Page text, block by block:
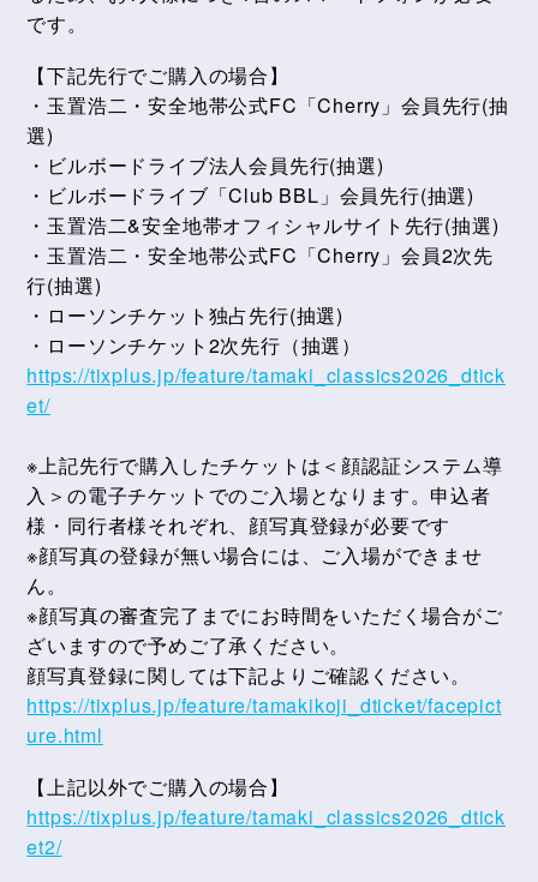
です。
【下記先行でご購入の場合】
・玉置浩二・安全地帯公式FC「Cherry」会員先行(抽
選)
・ビルボードライブ法人会員先行(抽選)
・ビルボードライブ「Club BBL」会員先行(抽選)
・玉置浩二&安全地帯オフィシャルサイト先行(抽選)
・玉置浩二・安全地帯公式FC「Cherry」会員2次先
行(抽選)
・ローソンチケット独占先行(抽選)
・ローソンチケット2次先行（抽選）
https://tixplus.jp/feature/tamaki_classics2026_dtick
et/
※上記先行で購入したチケットは＜顔認証システム導
入＞の電子チケットでのご入場となります。申込者
様・同行者様それぞれ、顔写真登録が必要です
※顔写真の登録が無い場合には、ご入場ができませ
ん。
※顔写真の審査完了までにお時間をいただく場合がご
ざいますので予めご了承ください。
顔写真登録に関しては下記よりご確認ください。
https://tixplus.jp/feature/tamakikoji_dticket/facepict
ure.html
【上記以外でご購入の場合】
https://tixplus.jp/feature/tamaki_classics2026_dtick
et2/